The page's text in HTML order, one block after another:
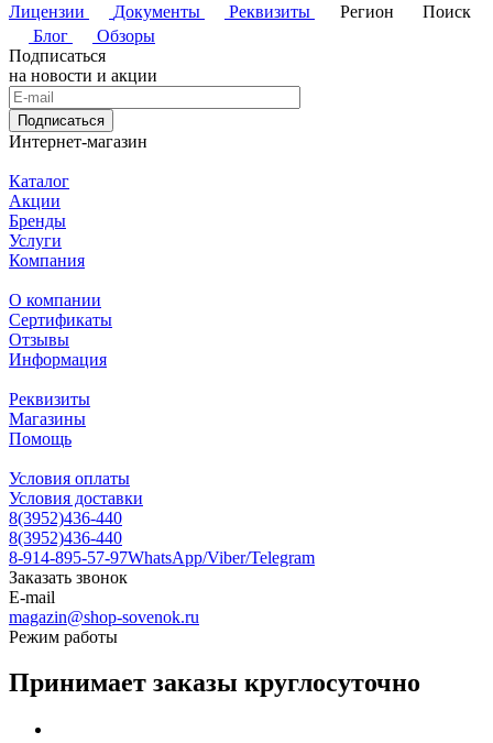
Лицензии
Документы Реквизиты Регион
Поиск
Блог
Обзоры
Подписаться
на новости и акции
Подписаться
Интернет-магазин
Каталог
Акции
Бренды
Услуги
Компания
О компании
Сертификаты
Отзывы
Информация
Реквизиты
Магазины
Помощь
Условия оплаты
Условия доставки
8(3952)436-440
8(3952)436-440
8-914-895-57-97WhatsApp/Viber/Telegram
Заказать звонок
E-mail
magazin@shop-sovenok.ru
Режим работы
Принимает заказы круглосуточно